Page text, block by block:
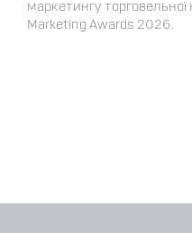
маркетингу торговельної
Marketing Awards 2026.